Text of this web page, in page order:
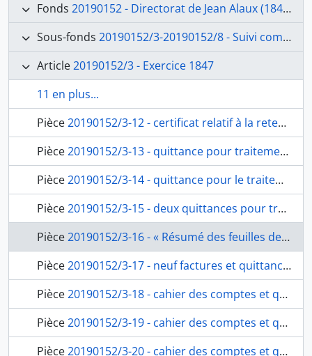
Fonds 20190152 - Directorat de Jean Alaux (1847-1852)
Sous-fonds 20190152/3-20190152/8 - Suivi comptable et financier
Article20190152/3 - Exercice 1847
11 en plus...
Pièce20190152/3-12 - certificat relatif à la retenue sur le traitement des pensionnaires de janvier à mars 1847, de Victor Schnetz, fol. 34
Pièce20190152/3-13 - quittance pour traitements et indemnités de table de janvier à mars 1847 du secrétaire de l’Académie, Alexis René Le Go à Victor Schnetz, fol. 35
Pièce20190152/3-14 - quittance pour le traitement en qualité du professeur d’archéologie de janvier à mars 1847 d’E. Visconti, professeur d’archéologie, à Victor Schnetz, fol. 36
Pièce20190152/3-15 - deux quittances pour traitement du pensionnaire en voyage à Athènes, de Jacques Martin Tétaz, architecte, à Hoslin, banquier à Athènes, fol. 37-38
Pièce20190152/3-16 - « Résumé des feuilles de Fleury. Dépenses faites pour l’Académie par ordre de Mr le Directeur de janvier à mars 1847 », de Fleury à Victor Schnetz, fol. 39-42
Pièce20190152/3-17 - neuf factures et quittances pour les fournitures de P. Angelini, marchand de bois ; de Borioni Balestra, pharmacien, de Gioacchino Costa, négociant, de Paolo Domenico Gargani, marchand d’huile, de F. Prosperi, négociant, de Simone Rezia, jardinier, de Domenica Ryeckwart, femme de charge de l’Académie, à Victor Schnetz, fol. 43-52
Pièce20190152/3-18 - cahier des comptes et quittance pour travaux de janvier à mars 1847, de Giovanni et Paolo Concience, serruriers, à Jean Alaux, fol. 53-60
Pièce20190152/3-19 - cahier des comptes et quittance pour travaux de janvier à mars 1847, de Vincenzo Angeletti, maître maçon, à Jean Alaux, fol. 61-65
Pièce20190152/3-20 - cahier des comptes et quittance pour travaux de janvier à mars 1847, d’Antonio Cassetta, maître menuisier, à Jean Alaux, fol. 66-77